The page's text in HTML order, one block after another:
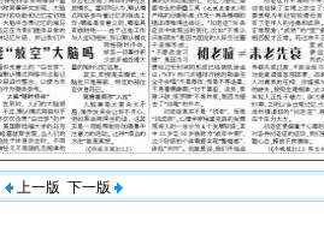
上一版 下一版